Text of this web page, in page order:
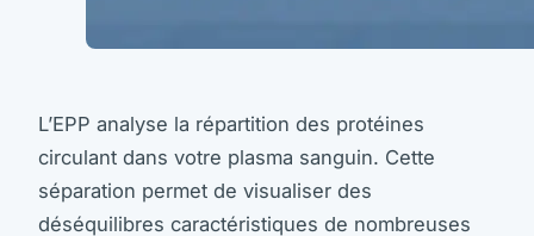
L’EPP analyse la répartition des protéines
circulant dans votre plasma sanguin. Cette
séparation permet de visualiser des
déséquilibres caractéristiques de nombreuses